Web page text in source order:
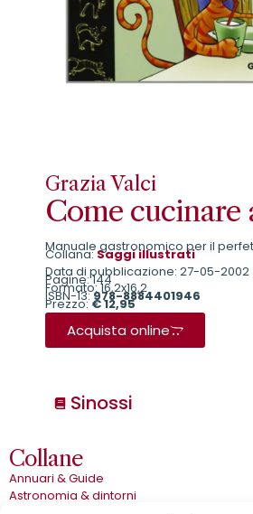
Grazia Valci
Come cucinare
Manuale gastronomico per il
Collana:Saggi illustrati
Data di pubblicazione: 27-05-2002
Pagine: 144
Formato: 16,2x16,2
ISBN-13:978-8884401946
Prezzo:€ 12,95
Acquista online
Sinossi
Collane
Annuari & Guide
Astronomia & dintorni